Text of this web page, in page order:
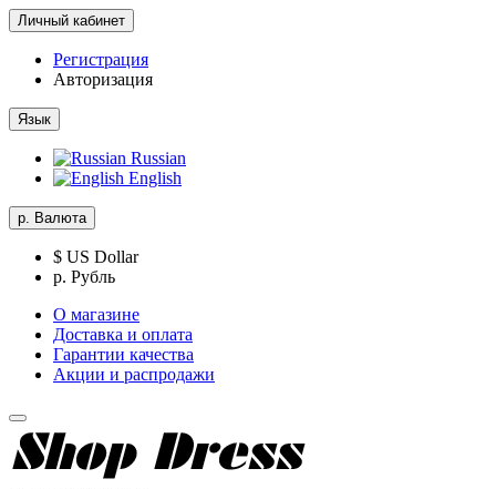
Личный кабинет
Регистрация
Авторизация
Язык
Russian
English
р. Валюта
$ US Dollar
р. Рубль
О магазине
Доставка и оплата
Гарантии качества
Акции и распродажи